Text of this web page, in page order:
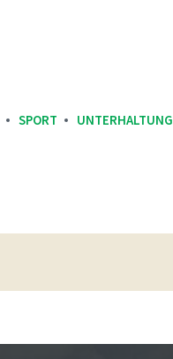
SPORT UNTERHALTUNG